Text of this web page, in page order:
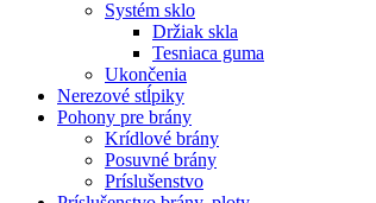
Systém sklo
Držiak skla
Tesniaca guma
Ukončenia
Nerezové stĺpiky
Pohony pre brány
Krídlové brány
Posuvné brány
Príslušenstvo